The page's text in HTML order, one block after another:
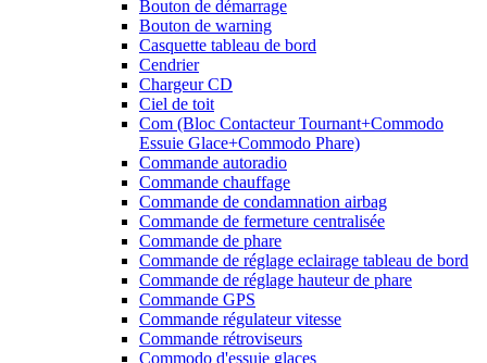
Bouton de démarrage
Bouton de warning
Casquette tableau de bord
Cendrier
Chargeur CD
Ciel de toit
Com (Bloc Contacteur Tournant+Commodo
Essuie Glace+Commodo Phare)
Commande autoradio
Commande chauffage
Commande de condamnation airbag
Commande de fermeture centralisée
Commande de phare
Commande de réglage eclairage tableau de bord
Commande de réglage hauteur de phare
Commande GPS
Commande régulateur vitesse
Commande rétroviseurs
Commodo d'essuie glaces